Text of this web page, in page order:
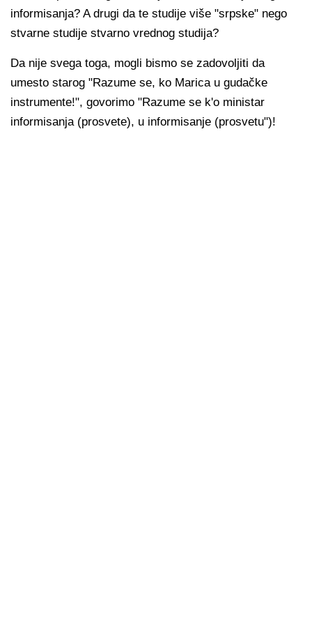
informisanja? A drugi da te studije više "srpske" nego
stvarne studije stvarno vrednog studija?
Da nije svega toga, mogli bismo se zadovoljiti da
umesto starog "Razume se, ko Marica u gudačke
instrumente!", govorimo "Razume se k'o ministar
informisanja (prosvete), u informisanje (prosvetu")!